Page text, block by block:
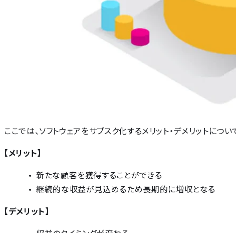
ここでは、ソフトウェアをサブスク化するメリット・デメリットに
【メリット】
新たな顧客を獲得することができる
継続的な収益が見込めるため長期的に増収となる
【デメリット】